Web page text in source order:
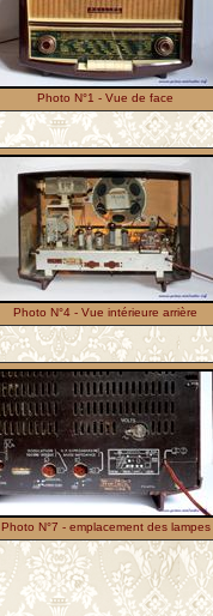
Photo N°1 - Vue de face
Photo N°4 - Vue intérieure arrière
Photo N°7 - emplacement des lampes